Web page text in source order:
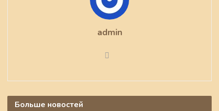
admin
Больше новостей